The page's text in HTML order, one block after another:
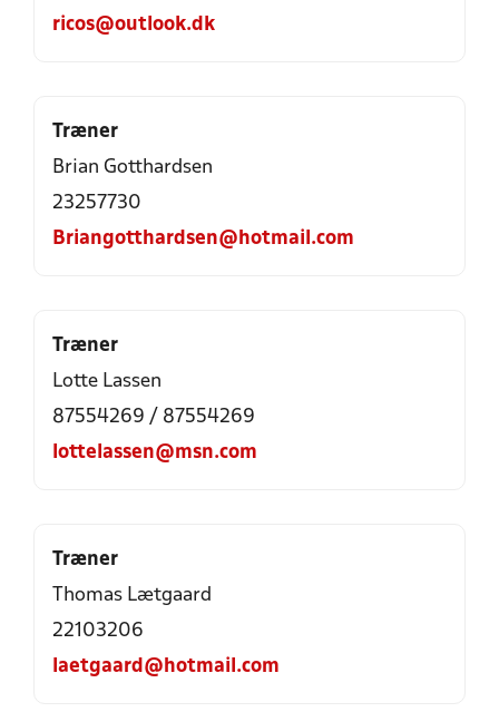
ricos@outlook.dk
Træner
Brian Gotthardsen
23257730
Briangotthardsen@hotmail.com
Træner
Lotte Lassen
87554269 / 87554269
lottelassen@msn.com
Træner
Thomas Lætgaard
22103206
laetgaard@hotmail.com